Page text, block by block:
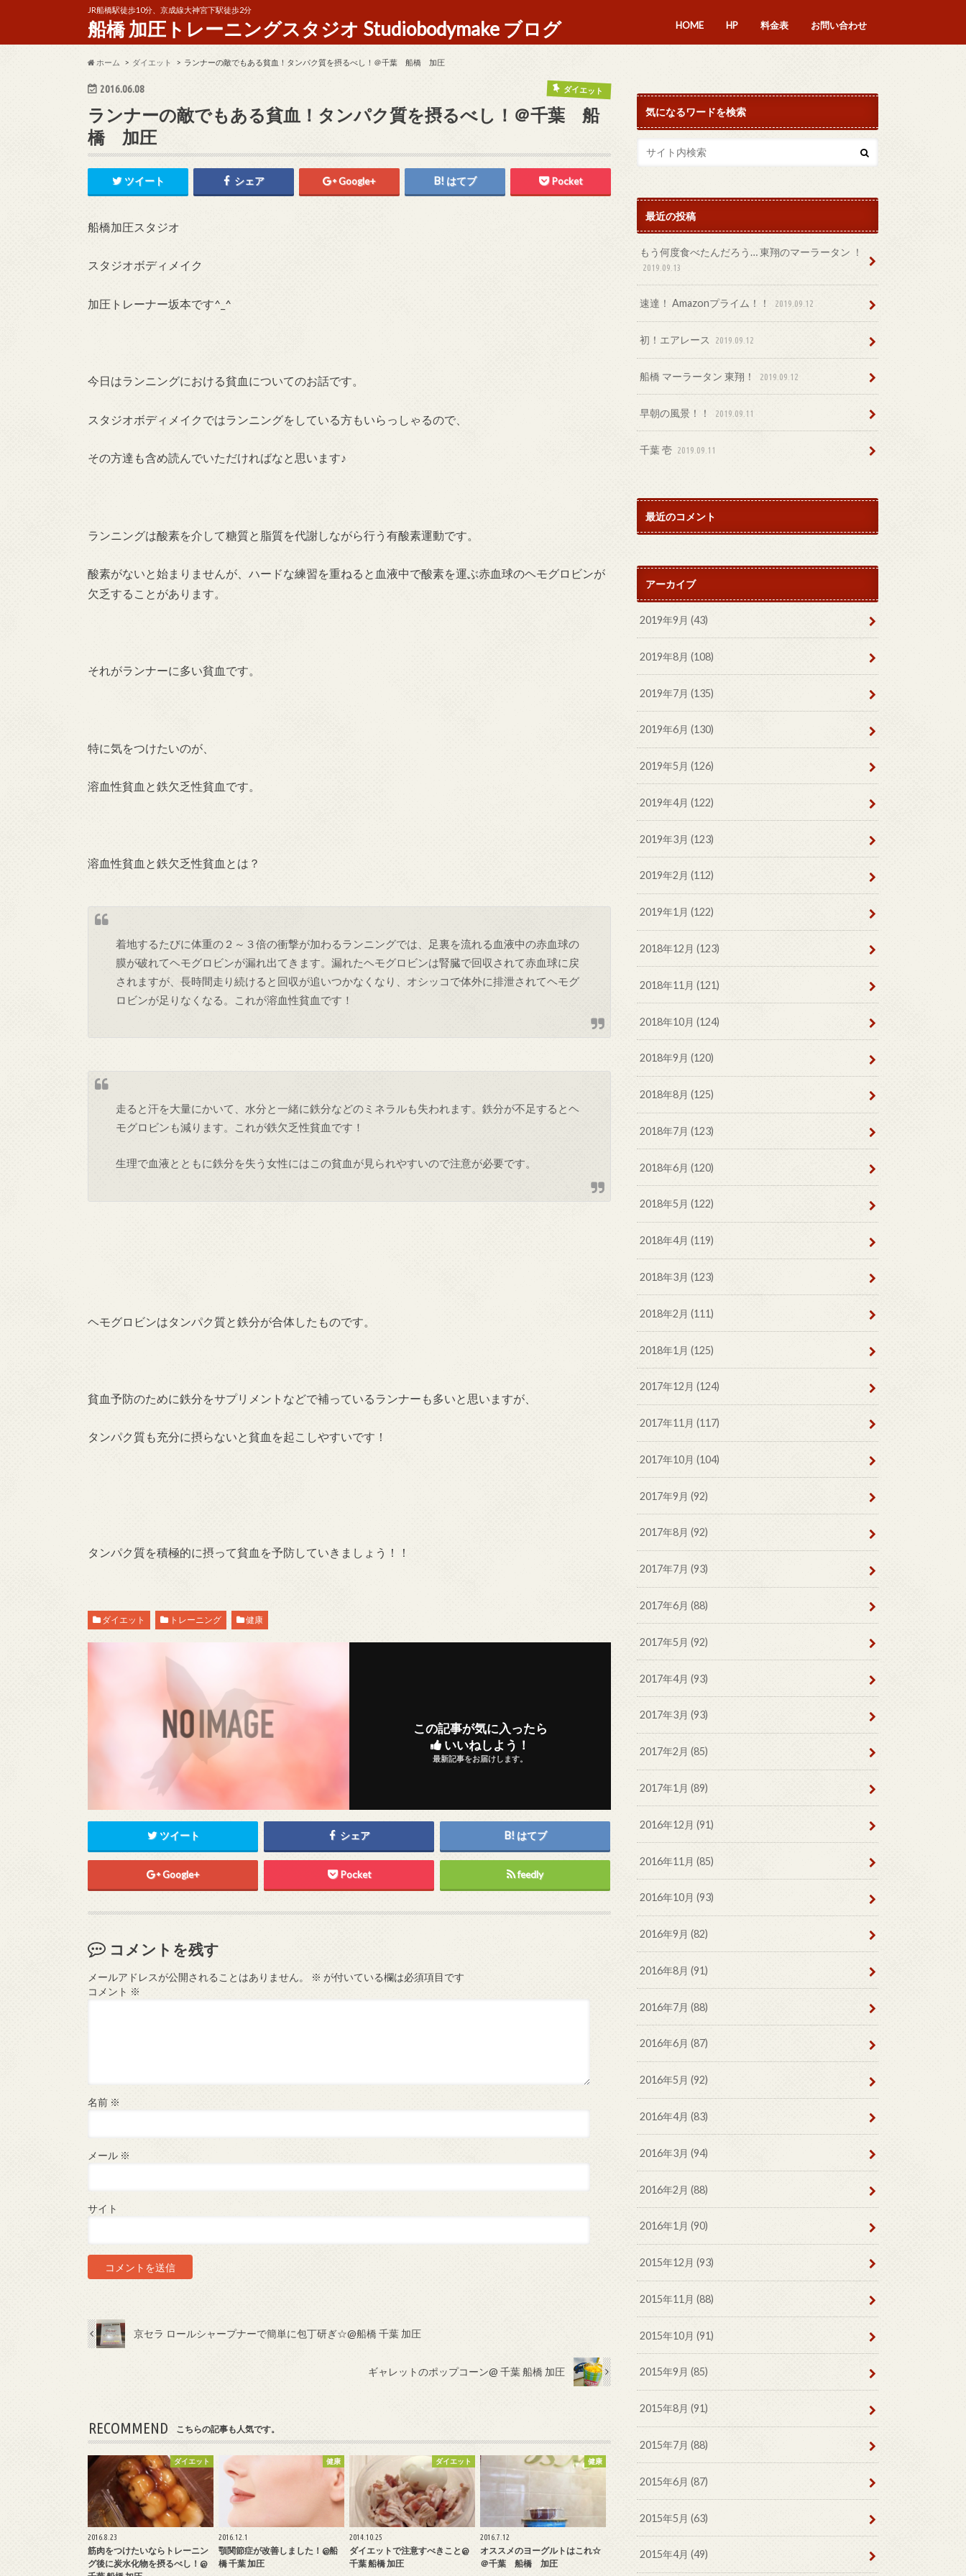
JR船橋駅徒歩10分、京成線大神宮下駅徒歩2分
船橋 加圧トレーニングスタジオ Studiobodymake ブログ HOME HP 料金表 お問い合わせ
ホーム ダイエット ランナーの敵でもある貧血！タンパク質を摂るべし！＠千葉 船橋 加圧
2016.06.08 ダイエット
ランナーの敵でもある貧血！タンパク質を摂るべし！＠千葉 船
橋 加圧
ツイート シェア Google+ はてブ Pocket
船橋加圧スタジオ
スタジオボディメイク
加圧トレーナー坂本です^_^
今日はランニングにおける貧血についてのお話です。
スタジオボディメイクではランニングをしている方もいらっしゃるので、
その方達も含め読んでいただければなと思います♪
ランニングは酸素を介して糖質と脂質を代謝しながら行う有酸素運動です。
酸素がないと始まりませんが、ハードな練習を重ねると血液中で酸素を運ぶ赤血球のヘモグロビンが
欠乏することがあります。
それがランナーに多い貧血です。
特に気をつけたいのが、
溶血性貧血と鉄欠乏性貧血です。
溶血性貧血と鉄欠乏性貧血とは？
着地するたびに体重の２～３倍の衝撃が加わるランニングでは、足裏を流れる血液中の赤血球の
膜が破れてヘモグロビンが漏れ出てきます。漏れたヘモグロビンは腎臓で回収されて赤血球に戻
されますが、長時間走り続けると回収が追いつかなくなり、オシッコで体外に排泄されてヘモグ
ロビンが足りなくなる。これが溶血性貧血です！
走ると汗を大量にかいて、水分と一緒に鉄分などのミネラルも失われます。鉄分が不足するとヘ
モグロビンも減ります。これが鉄欠乏性貧血です！
生理で血液とともに鉄分を失う女性にはこの貧血が見られやすいので注意が必要です。
ヘモグロビンはタンパク質と鉄分が合体したものです。
貧血予防のために鉄分をサプリメントなどで補っているランナーも多いと思いますが、
タンパク質も充分に摂らないと貧血を起こしやすいです！
タンパク質を積極的に摂って貧血を予防していきましょう！！
ダイエット トレーニング 健康
この記事が気に入ったら
いいねしよう！
最新記事をお届けします。
ツイート シェア はてブ
Google+ Pocket feedly
コメントを残す
メールアドレスが公開されることはありません。 ※ が付いている欄は必須項目です
コメント ※
名前 ※
メール ※
サイト
京セラ ロールシャープナーで簡単に包丁研ぎ☆@船橋 千葉 加圧
ギャレットのポップコーン@ 千葉 船橋 加圧
RECOMMEND こちらの記事も人気です。
ダイエット
2016.8.23
筋肉をつけたいならトレーニン
グ後に炭水化物を摂るべし！@
健康
2016.12.1
顎関節症が改善しました！@船
橋 千葉 加圧
ダイエット
2014.10.25
ダイエットで注意すべきこと@
千葉 船橋 加圧
健康
2016.7.12
オススメのヨーグルトはこれ☆
＠千葉 船橋 加圧
気になるワードを検索
最近の投稿
もう何度食べたんだろう… 東翔のマーラータン ！
2019.09.13
速達！ Amazonプライム！！ 2019.09.12
初！エアレース 2019.09.12
船橋 マーラータン 東翔！ 2019.09.12
早朝の風景！！ 2019.09.11
千葉 壱 2019.09.11
最近のコメント
アーカイブ
2019年9月 (43)
2019年8月 (108)
2019年7月 (135)
2019年6月 (130)
2019年5月 (126)
2019年4月 (122)
2019年3月 (123)
2019年2月 (112)
2019年1月 (122)
2018年12月 (123)
2018年11月 (121)
2018年10月 (124)
2018年9月 (120)
2018年8月 (125)
2018年7月 (123)
2018年6月 (120)
2018年5月 (122)
2018年4月 (119)
2018年3月 (123)
2018年2月 (111)
2018年1月 (125)
2017年12月 (124)
2017年11月 (117)
2017年10月 (104)
2017年9月 (92)
2017年8月 (92)
2017年7月 (93)
2017年6月 (88)
2017年5月 (92)
2017年4月 (93)
2017年3月 (93)
2017年2月 (85)
2017年1月 (89)
2016年12月 (91)
2016年11月 (85)
2016年10月 (93)
2016年9月 (82)
2016年8月 (91)
2016年7月 (88)
2016年6月 (87)
2016年5月 (92)
2016年4月 (83)
2016年3月 (94)
2016年2月 (88)
2016年1月 (90)
2015年12月 (93)
2015年11月 (88)
2015年10月 (91)
2015年9月 (85)
2015年8月 (91)
2015年7月 (88)
2015年6月 (87)
2015年5月 (63)
2015年4月 (49)